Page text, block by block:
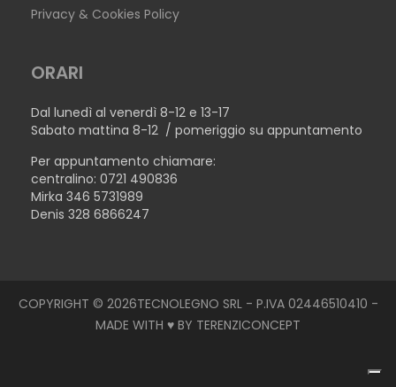
Privacy & Cookies Policy
ORARI
Dal lunedì al venerdì 8-12 e 13-17
Sabato mattina 8-12 / pomeriggio su appuntamento
Per appuntamento chiamare:
centralino: 0721 490836
Mirka 346 5731989
Denis 328 6866247
COPYRIGHT © 2026TECNOLEGNO SRL - P.IVA 02446510410 -
MADE WITH ♥ BY TERENZICONCEPT